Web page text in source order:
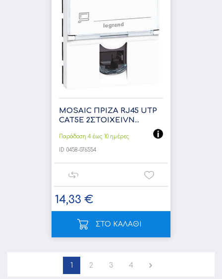
MOSAIC ΠΡΙΖΑ RJ45 UTP
CAT5Ε 2ΣΤOIXEIVN...
Παράδοση 4 έως 10 ημέρες
ID: 0458-076554
14,33 €
ΣΤΟ ΚΑΛΑΘΙ
1 2 3 4